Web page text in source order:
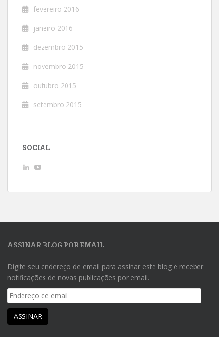
fevereiro 2016
janeiro 2016
dezembro 2015
novembro 2015
outubro 2015
setembro 2015
SOCIAL
Ver
AndreLuizGoncalvesdeMacedo
UCwpSFhHjbxJeKkuvp0uJd7Q
ASSINAR BLOG POR EMAIL
Digite seu endereço de email para assinar este blog e receber
notificações de novas publicações por email.
Endereço
de
email
ASSINAR